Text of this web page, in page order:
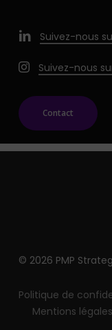
Suivez-nous
Suivez-nous
Contact
© 2026 PMP
Politique de
Mentions légales